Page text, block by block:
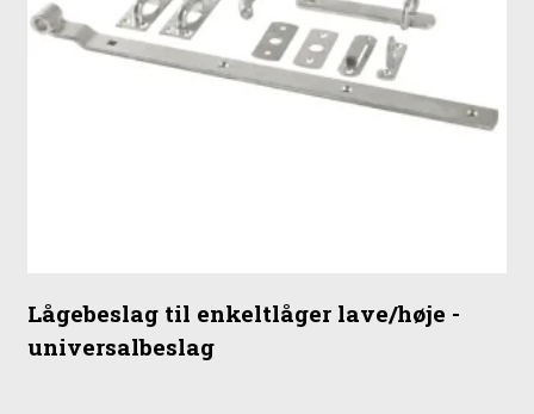
Lågebeslag til enkeltlåger lave/høje -
universalbeslag